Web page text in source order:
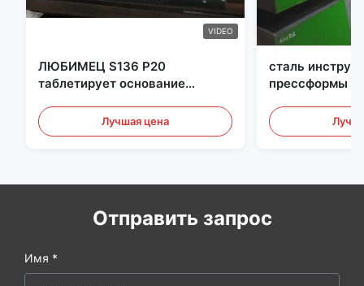
VIDEO
ЛЮБИМЕЦ S136 P20
таблетирует основание
основания прессформы
Лучшая цена
сталь
прессформы
Отправить запрос
Имя *